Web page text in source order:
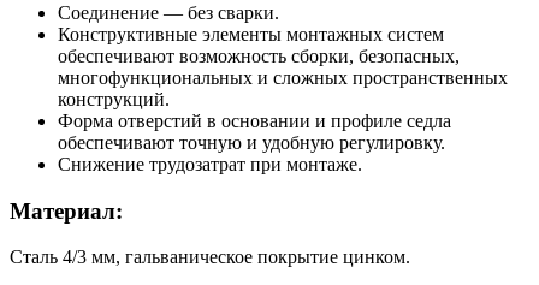
Соединение — без сварки.
Конструктивные элементы монтажных систем
обеспечивают возможность сборки, безопасных,
многофункциональных и сложных пространственных
конструкций.
Форма отверстий в основании и профиле седла
обеспечивают точную и удобную регулировку.
Снижение трудозатрат при монтаже.
Материал:
Сталь 4/3 мм, гальваническое покрытие цинком.